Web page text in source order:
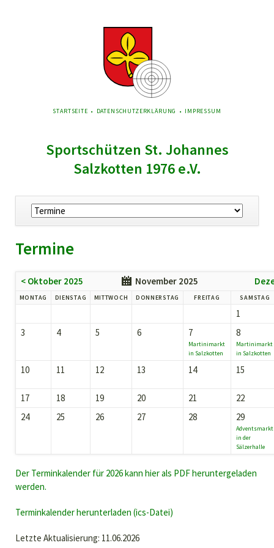
NAVIGATION
STARTSEITE DATENSCHUTZERKLÄRUNG IMPRESSUM
Sportschützen St. Johannes
Salzkotten 1976 e.V.
Navigation
überspringen
Termine
< Oktober 2025 November 2025
MONTAG DIENSTAG MITTWOCH DONNERSTAG FREITAG SAMSTAG
1
3
4 5 6 7
Martinimarkt
in Salzkotten
8
Martinimarkt
in Salzkotten
10 11 12 13 14 15
17 18 19 20 21
22
24
25 26 27 28 29
Adventsmarkt
in der
Sälzerhalle
Der Terminkalender für 2026 kann hier als PDF heruntergeladen
werden.
Terminkalender herunterladen (ics-Datei)
Letzte Aktualisierung: 11.06.2026